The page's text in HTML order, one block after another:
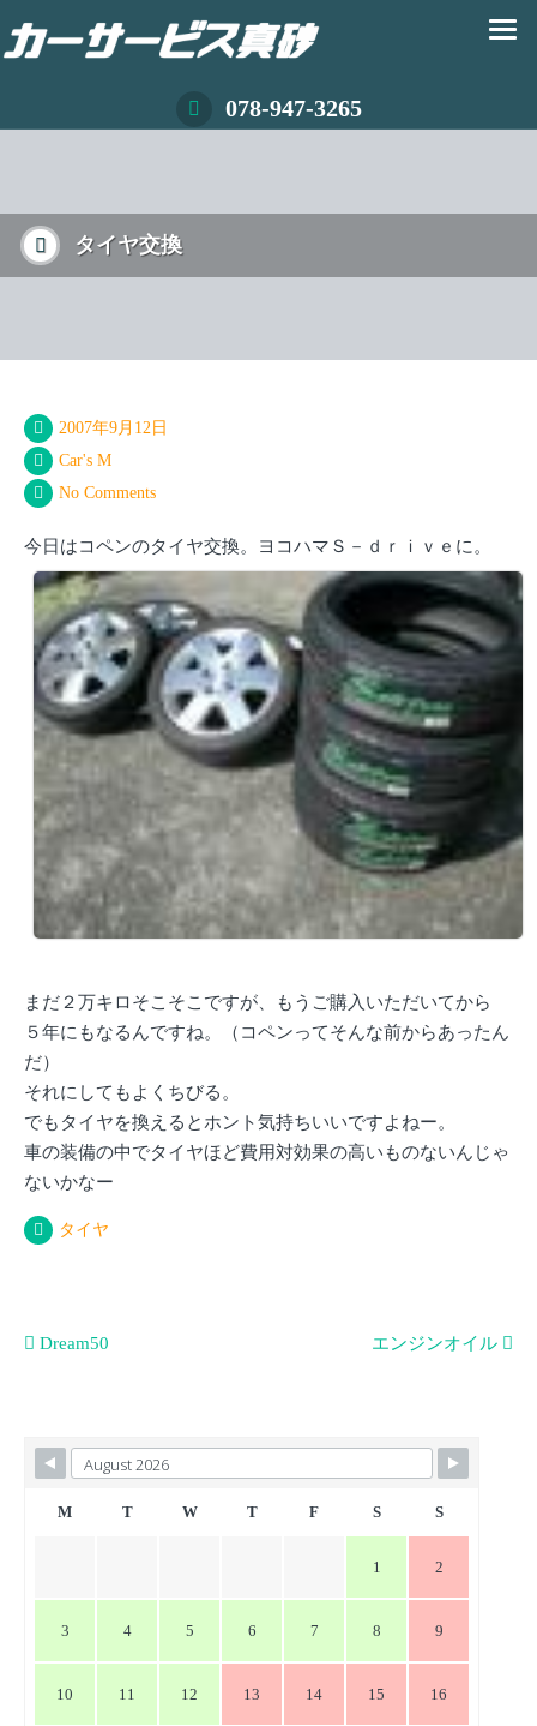
078-947-3265
タイヤ交換
2007年9月12日
Car's M
No Comments
今日はコペンのタイヤ交換。ヨコハマＳ－ｄｒｉｖｅに。
まだ２万キロそこそこですが、もうご購入いただいてから
５年にもなるんですね。（コペンってそんな前からあったん
だ）
それにしてもよくちびる。
でもタイヤを換えるとホント気持ちいいですよねー。
車の装備の中でタイヤほど費用対効果の高いものないんじゃ
ないかなー
タイヤ
投
ビ
ゲ
Dream50 エンジンオイル
M T W T F S S
1 2
3 4 5 6 7 8 9
10 11 12 13 14 15 16